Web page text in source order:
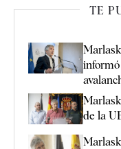
TE
de la